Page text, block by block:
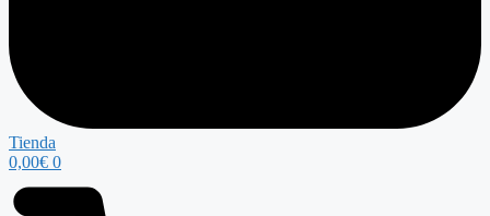
Tienda
0,00€ 0